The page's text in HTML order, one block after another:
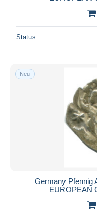
Status
Neu
Germany Pfennig
EUROPEAN